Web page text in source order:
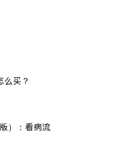
么买？
）：看病流